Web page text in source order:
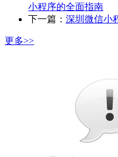
小程序的全面指南
下一篇： 深圳微信小
更多>>